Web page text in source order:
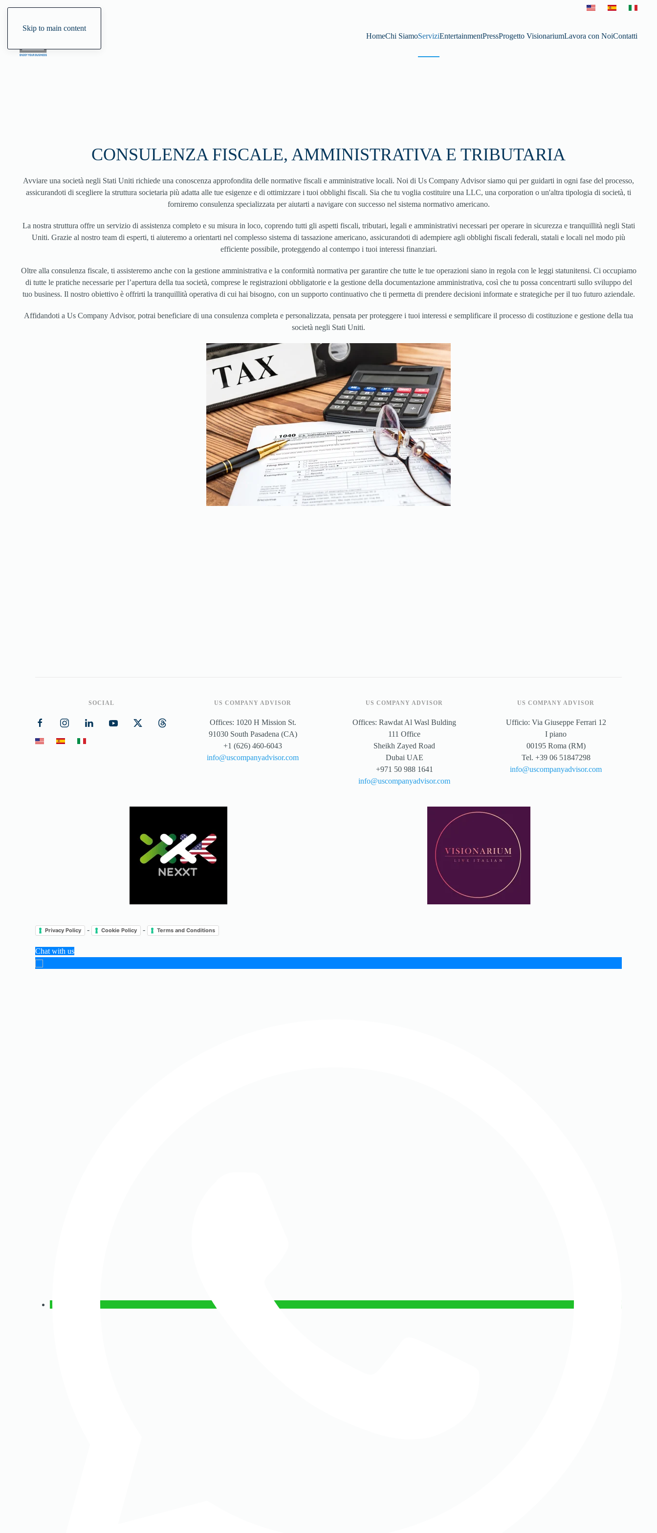
Skip to main content
HomeChi SiamoServiziEntertainmentPressProgetto VisionariumLavora con NoiContatti
CONSULENZA FISCALE, AMMINISTRATIVA E TRIBUTARIA
Avviare una società negli Stati Uniti richiede una conoscenza approfondita delle normative fiscali e amministrative locali. Noi di Us Company Advisor siamo qui per guidarti in ogni fase del processo,
assicurandoti di scegliere la struttura societaria più adatta alle tue esigenze e di ottimizzare i tuoi obblighi fiscali. Sia che tu voglia costituire una LLC, una corporation o un'altra tipologia di società, ti
forniremo consulenza specializzata per aiutarti a navigare con successo nel sistema normativo americano.
La nostra struttura offre un servizio di assistenza completo e su misura in loco, coprendo tutti gli aspetti fiscali, tributari, legali e amministrativi necessari per operare in sicurezza e tranquillità negli Stati
Uniti. Grazie al nostro team di esperti, ti aiuteremo a orientarti nel complesso sistema di tassazione americano, assicurandoti di adempiere agli obblighi fiscali federali, statali e locali nel modo più
efficiente possibile, proteggendo al contempo i tuoi interessi finanziari.
Oltre alla consulenza fiscale, ti assisteremo anche con la gestione amministrativa e la conformità normativa per garantire che tutte le tue operazioni siano in regola con le leggi statunitensi. Ci occupiamo
di tutte le pratiche necessarie per l’apertura della tua società, comprese le registrazioni obbligatorie e la gestione della documentazione amministrativa, così che tu possa concentrarti sullo sviluppo del
tuo business. Il nostro obiettivo è offrirti la tranquillità operativa di cui hai bisogno, con un supporto continuativo che ti permetta di prendere decisioni informate e strategiche per il tuo futuro aziendale.
Affidandoti a Us Company Advisor, potrai beneficiare di una consulenza completa e personalizzata, pensata per proteggere i tuoi interessi e semplificare il processo di costituzione e gestione della tua
società negli Stati Uniti.
SOCIAL US COMPANY ADVISOR
Offices: 1020 H Mission St.
91030 South Pasadena (CA)
+1 (626) 460-6043
info@uscompanyadvisor.com
US COMPANY ADVISOR
Offices: Rawdat Al Wasl Bulding
111 Office
Sheikh Zayed Road
Dubai UAE
+971 50 988 1641
info@uscompanyadvisor.com
US COMPANY ADVISOR
Ufficio: Via Giuseppe Ferrari 12
I piano
00195 Roma (RM)
Tel. +39 06 51847298
info@uscompanyadvisor.com
Privacy Policy - Cookie Policy - Terms and Conditions
Chat with us